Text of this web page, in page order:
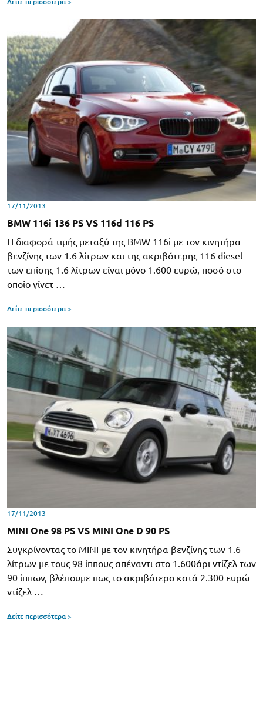
17/11/2013
BMW 116i 136 PS VS 116d 116 PS
Η διαφορά τιμής μεταξύ της BMW 116i με τον κινητήρα
βενζίνης των 1.6 λίτρων και της ακριβότερης 116 diesel
των επίσης 1.6 λίτρων είναι μόνο 1.600 ευρώ, ποσό στο
οποίο γίνετ …
Δείτε περισσότερα >
17/11/2013
MINI One 98 PS VS MINI One D 90 PS
Συγκρίνοντας το MINI με τον κινητήρα βενζίνης των 1.6
λίτρων με τους 98 ίππους απέναντι στο 1.600άρι ντίζελ των
90 ίππων, βλέπουμε πως το ακριβότερο κατά 2.300 ευρώ
ντίζελ …
Δείτε περισσότερα >